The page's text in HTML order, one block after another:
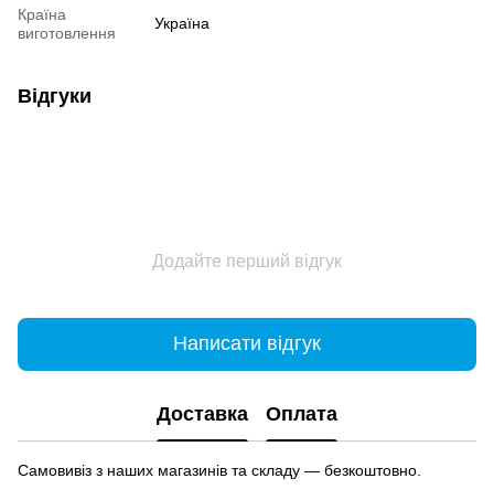
Країна
виготовлення
Україна
Відгуки
Додайте перший відгук
Написати відгук
Доставка Оплата
Самовивіз з наших магазинів та складу — безкоштовно.